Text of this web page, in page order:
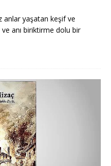
anlar yaşatan keşif ve
anı biriktirme dolu bir